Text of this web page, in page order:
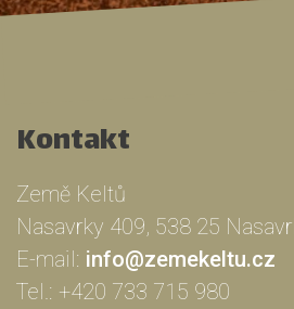
Kontakt
Země Keltů
Nasavrky 409, 538 25
E-mail: info@zemekeltu.cz
Tel.: +420 733 715 980